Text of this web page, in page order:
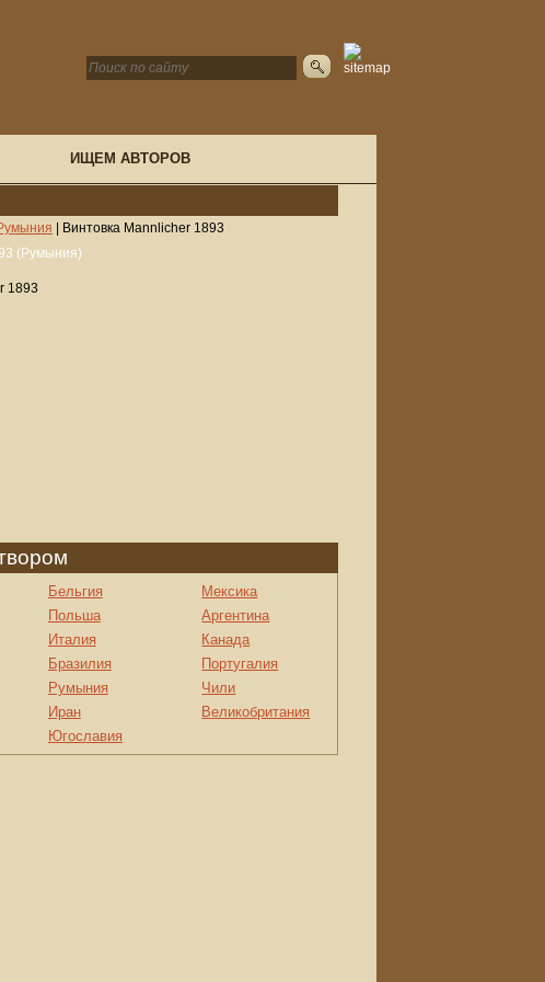
ИЩЕМ АВТОРОВ
Винтовка Mannlicher 1893
1893
Бельгия
Польша
Италия
Бразилия
Румыния
Иран
Югославия
Мексика
Аргентина
Канада
Португалия
Чили
Великобритания